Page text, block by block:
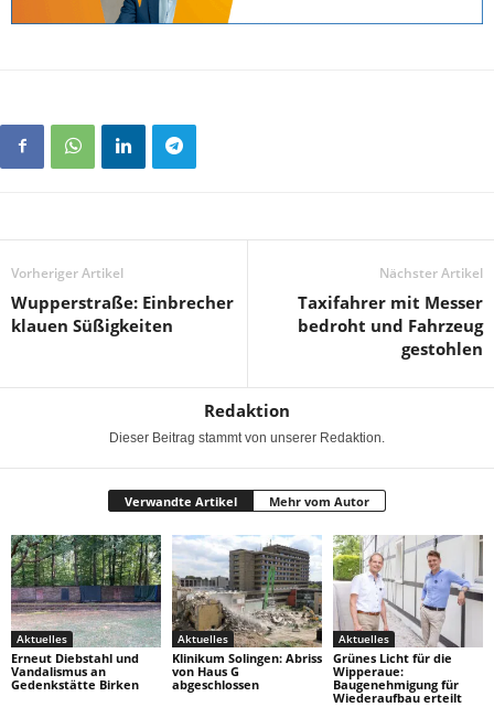
Vorheriger Artikel
Wupperstraße: Einbrecher
klauen Süßigkeiten
Nächster Artikel
Taxifahrer mit Messer
bedroht und Fahrzeug
gestohlen
Redaktion
Dieser Beitrag stammt von unserer Redaktion.
Verwandte Artikel Mehr vom Autor
Aktuelles
Erneut Diebstahl und
Vandalismus an
Gedenkstätte Birken
Aktuelles
Klinikum Solingen: Abriss
von Haus G
abgeschlossen
Aktuelles
Grünes Licht für die
Wipperaue:
Baugenehmigung für
Wiederaufbau erteilt